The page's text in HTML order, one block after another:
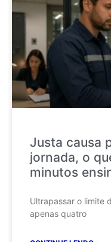
Justa causa
jornada, o
minutos
Ultrapassar o limite
apenas quatro